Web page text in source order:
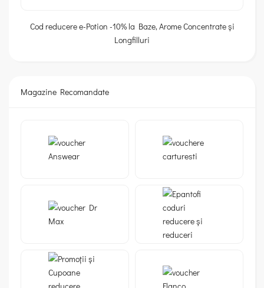
Cod reducere e-Potion -10% la Baze, Arome Concentrate și
Longfilluri
Magazine Recomandate